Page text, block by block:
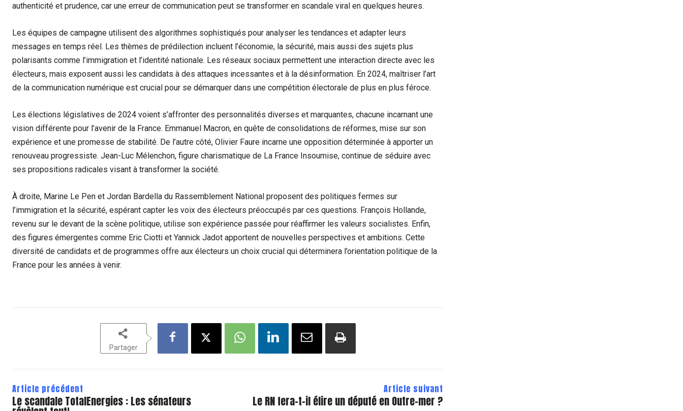
authenticité et prudence, car une erreur de communication peut se transformer en scandale viral en quelques heures.
Les équipes de campagne utilisent des algorithmes sophistiqués pour analyser les tendances et adapter leurs
messages en temps réel. Les thèmes de prédilection incluent l’économie, la sécurité, mais aussi des sujets plus
polarisants comme l’immigration et l’identité nationale. Les réseaux sociaux permettent une interaction directe avec les
électeurs, mais exposent aussi les candidats à des attaques incessantes et à la désinformation. En 2024, maîtriser l’art
de la communication numérique est crucial pour se démarquer dans une compétition électorale de plus en plus féroce.
Les élections législatives de 2024 voient s’affronter des personnalités diverses et marquantes, chacune incarnant une
vision différente pour l’avenir de la France. Emmanuel Macron, en quête de consolidations de réformes, mise sur son
expérience et une promesse de stabilité. De l’autre côté, Olivier Faure incarne une opposition déterminée à apporter un
renouveau progressiste. Jean-Luc Mélenchon, figure charismatique de La France Insoumise, continue de séduire avec
ses propositions radicales visant à transformer la société.
À droite, Marine Le Pen et Jordan Bardella du Rassemblement National proposent des politiques fermes sur
l’immigration et la sécurité, espérant capter les voix des électeurs préoccupés par ces questions. François Hollande,
revenu sur le devant de la scène politique, utilise son expérience passée pour réaffirmer les valeurs socialistes. Enfin,
des figures émergentes comme Eric Ciotti et Yannick Jadot apportent de nouvelles perspectives et ambitions. Cette
diversité de candidats et de programmes offre aux électeurs un choix crucial qui déterminera l’orientation politique de la
France pour les années à venir.
Partager
Article précédent
Le scandale TotalEnergies : Les sénateurs
Article suivant
Le RN fera-t-il élire un député en Outre-mer ?